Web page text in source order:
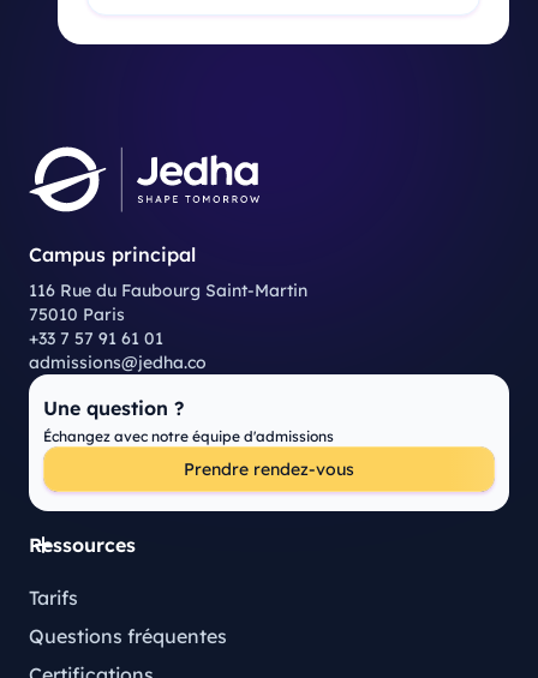
Campus principal
116 Rue du Faubourg Saint-Martin
75010 Paris
+33 7 57 91 61 01
admissions@jedha.co
Une question ?
Échangez avec notre équipe d'admissions
Prendre rendez-vous
Ressources
Tarifs
Questions fréquentes